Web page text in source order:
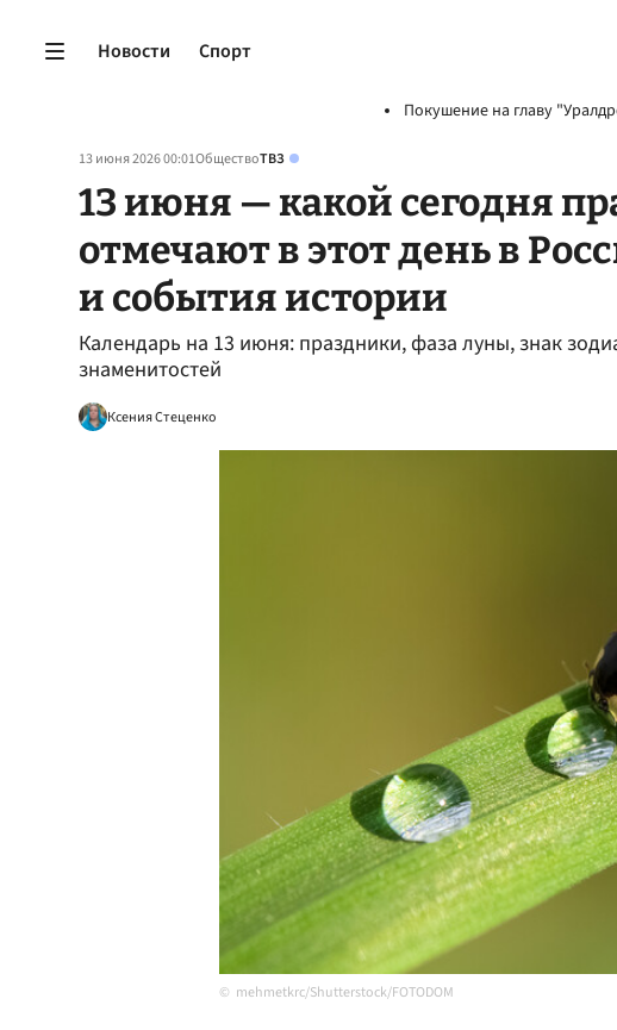
Новости Спорт
Покушение на главу
13 июня 2026 00:01ОбществоТВЗ
13 июня — какой сегодня
отмечают в этот день в
и события истории
Календарь на 13 июня: праздники, фаза луны, знак
знаменитостей
Ксения Стеценко
mehmetkrc/Shutterstock/FOTODOM